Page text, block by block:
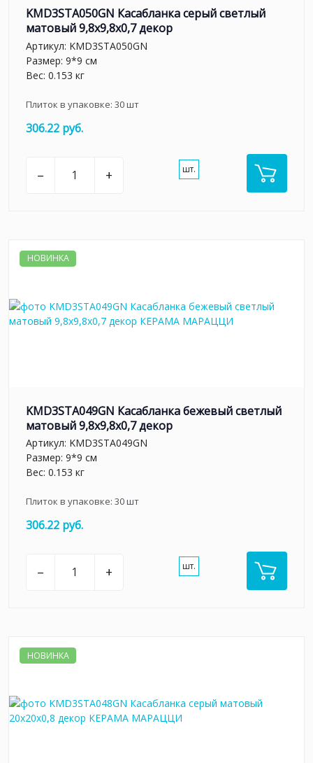
KMD3STA050GN Касабланка серый светлый
матовый 9,8x9,8x0,7 декор
Артикул: KMD3STA050GN
Размер: 9*9 см
Вес: 0.153 кг
Плиток в упаковке: 30шт
306.22 руб.
– + шт.
НОВИНКА
KMD3STA049GN Касабланка бежевый светлый
матовый 9,8x9,8x0,7 декор
Артикул: KMD3STA049GN
Размер: 9*9 см
Вес: 0.153 кг
Плиток в упаковке: 30шт
306.22 руб.
– + шт.
НОВИНКА